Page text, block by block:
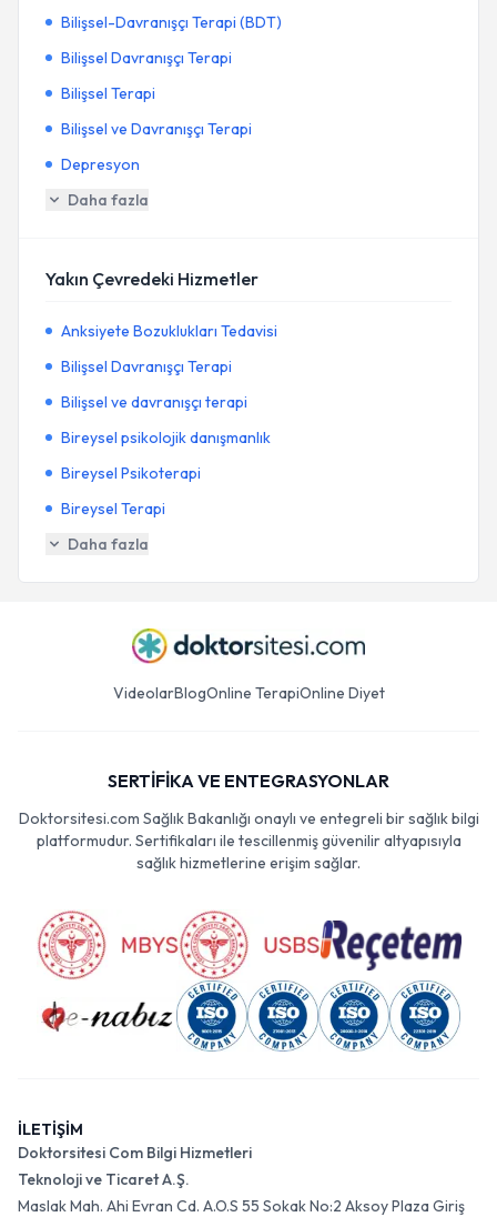
Bilişsel-Davranışçı Terapi (BDT)
Bilişsel Davranışçı Terapi
Bilişsel Terapi
Bilişsel ve Davranışçı Terapi
Depresyon
Daha fazla
Yakın Çevredeki Hizmetler
Anksiyete Bozuklukları Tedavisi
Bilişsel Davranışçı Terapi
Bilişsel ve davranışçı terapi
Bireysel psikolojik danışmanlık
Bireysel Psikoterapi
Bireysel Terapi
Daha fazla
VideolarBlogOnline TerapiOnline Diyet
SERTİFİKA VE ENTEGRASYONLAR
Doktorsitesi.com Sağlık Bakanlığı onaylı ve entegreli bir sağlık bilgi
platformudur. Sertifikaları ile tescillenmiş güvenilir altyapısıyla
sağlık hizmetlerine erişim sağlar.
İLETİŞİM
Doktorsitesi Com Bilgi Hizmetleri
Teknoloji ve Ticaret A.Ş.
Maslak Mah. Ahi Evran Cd. A.O.S 55 Sokak No:2 Aksoy Plaza Giriş